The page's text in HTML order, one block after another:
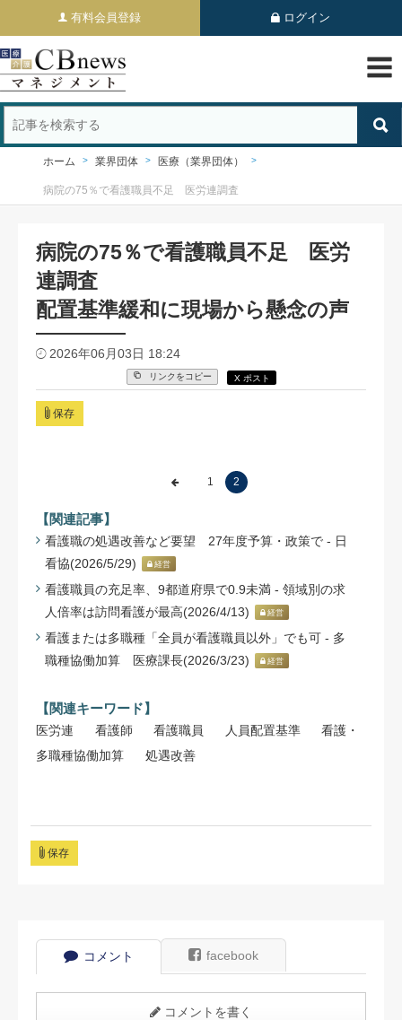
有料会員登録 ログイン
ホーム 業界団体 医療（業界団体）
病院の75％で看護職員不足 医労連調査
病院の75％で看護職員不足 医労
連調査
配置基準緩和に現場から懸念の声
2026年06月03日 18:24
リンクをコピー X ポスト
保存
1 2
【関連記事】
看護職の処遇改善など要望 27年度予算・政策で - 日
看協(2026/5/29)
経営
看護職員の充足率、9都道府県で0.9未満 - 領域別の求
人倍率は訪問看護が最高(2026/4/13)
経営
看護または多職種「全員が看護職員以外」でも可 - 多
職種協働加算 医療課長(2026/3/23)
経営
【関連キーワード】
医労連 看護師 看護職員 人員配置基準
看護・
多職種協働加算
処遇改善
保存
コメント facebook
コメントを書く